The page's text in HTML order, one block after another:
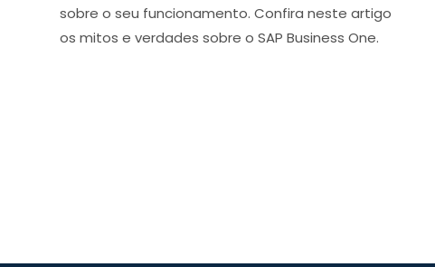
sobre o seu funcionamento. Confira neste artigo
os mitos e verdades sobre o SAP Business One.